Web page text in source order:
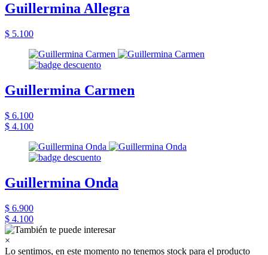
Guillermina Allegra
$ 5.100
Guillermina Carmen
$ 6.100
$ 4.100
Guillermina Onda
$ 6.900
$ 4.100
×
Lo sentimos, en este momento no tenemos stock para el producto